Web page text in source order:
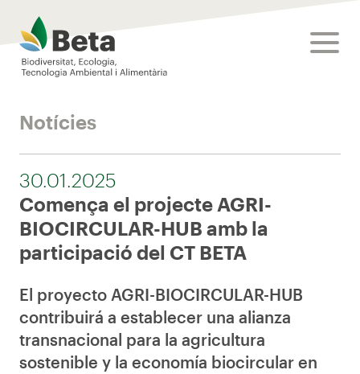
Beta Tech Center
Notícies
30.01.2025
Comença el projecte AGRI-
BIOCIRCULAR-HUB amb la
participació del CT BETA
El proyecto AGRI-BIOCIRCULAR-HUB
contribuirá a establecer una alianza
transnacional para la agricultura
sostenible y la economía biocircular en